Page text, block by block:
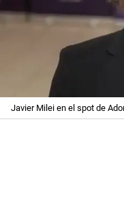
Javier Milei en el spot de